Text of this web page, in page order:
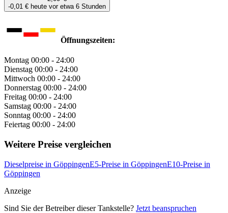
-0,01 € heute vor etwa 6 Stunden
Öffnungszeiten:
Montag 00:00 - 24:00
Dienstag 00:00 - 24:00
Mittwoch 00:00 - 24:00
Donnerstag 00:00 - 24:00
Freitag 00:00 - 24:00
Samstag 00:00 - 24:00
Sonntag 00:00 - 24:00
Feiertag 00:00 - 24:00
Weitere Preise vergleichen
Dieselpreise in GöppingenE5-Preise in GöppingenE10-Preise in
Göppingen
Anzeige
Sind Sie der Betreiber dieser Tankstelle? Jetzt beanspruchen